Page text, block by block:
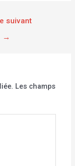
suivant
→
Les champs